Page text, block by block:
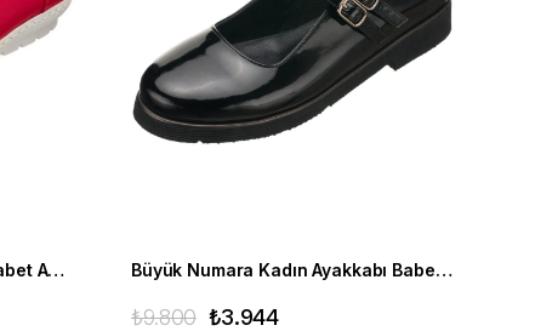
Rahat Büyük Numara Kadın Babet Ayakkabı PR 4411 Kırmızı Büyük Numara Kadın Ayakkabı Babet MYG0403 siyah R
₺3.944
₺9.800